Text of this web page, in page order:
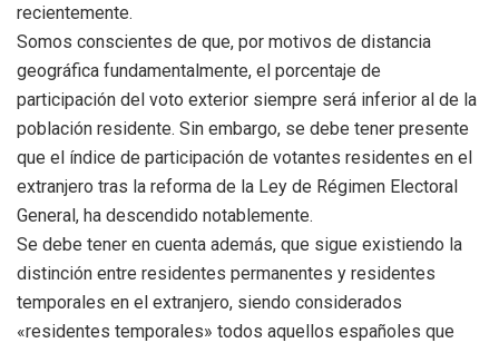
recientemente.
Somos conscientes de que, por motivos de distancia
geográfica fundamentalmente, el porcentaje de
participación del voto exterior siempre será inferior al de la
población residente. Sin embargo, se debe tener presente
que el índice de participación de votantes residentes en el
extranjero tras la reforma de la Ley de Régimen Electoral
General, ha descendido notablemente.
Se debe tener en cuenta además, que sigue existiendo la
distinción entre residentes permanentes y residentes
temporales en el extranjero, siendo considerados
«residentes temporales» todos aquellos españoles que